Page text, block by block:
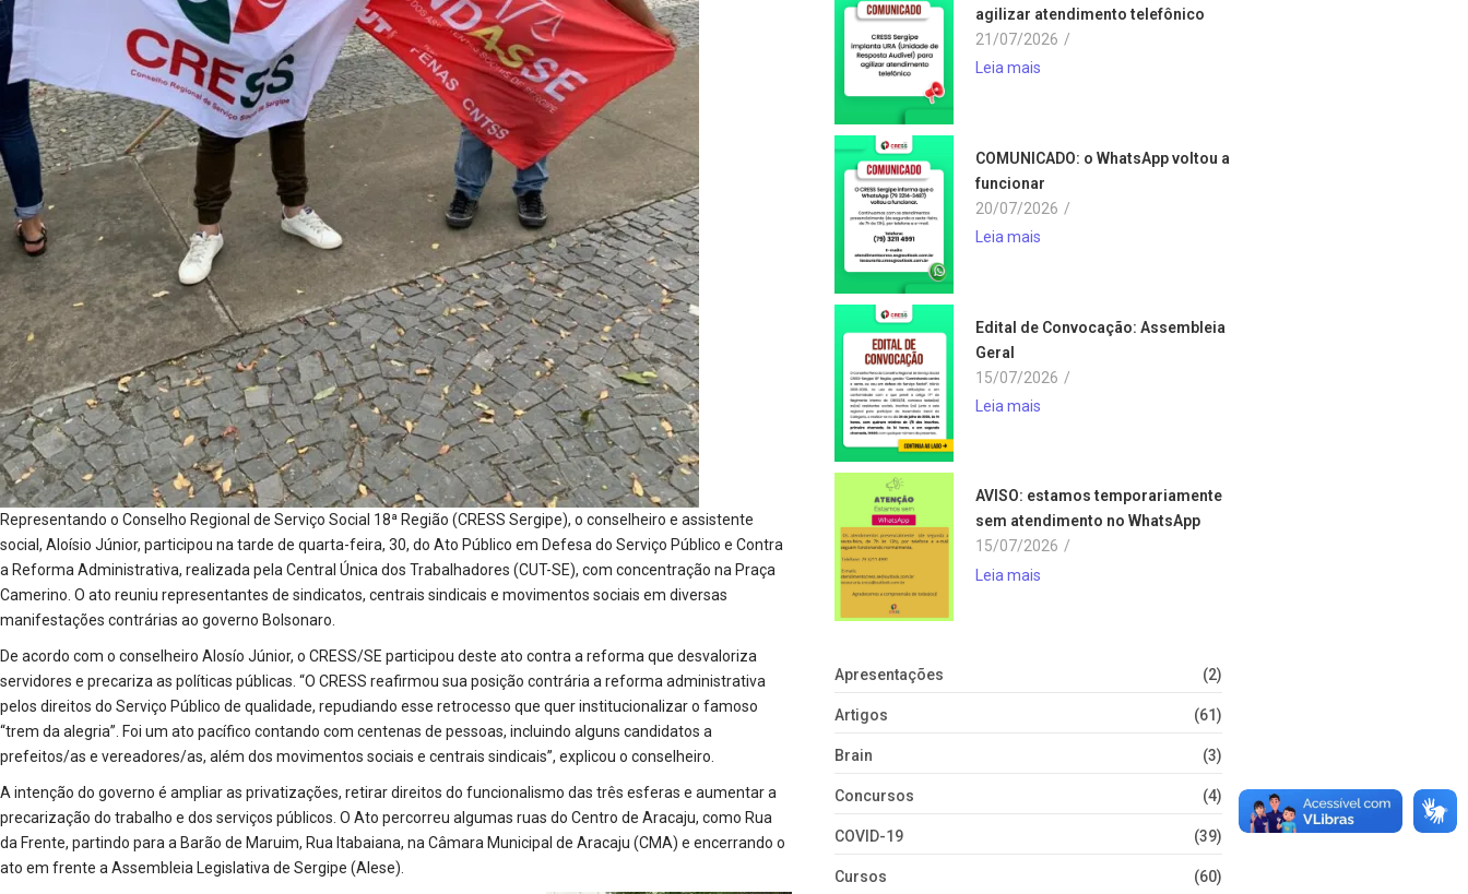
Representando o Conselho Regional de Serviço Social 18ª Região (CRESS Sergipe), o conselheiro e assistente
social, Aloísio Júnior, participou na tarde de quarta-feira, 30, do Ato Público em Defesa do Serviço Público e Contra
a Reforma Administrativa, realizada pela Central Única dos Trabalhadores (CUT-SE), com concentração na Praça
Camerino. O ato reuniu representantes de sindicatos, centrais sindicais e movimentos sociais em diversas
manifestações contrárias ao governo Bolsonaro.
De acordo com o conselheiro Alosío Júnior, o CRESS/SE participou deste ato contra a reforma que desvaloriza
servidores e precariza as políticas públicas. “O CRESS reafirmou sua posição contrária a reforma administrativa
pelos direitos do Serviço Público de qualidade, repudiando esse retrocesso que quer institucionalizar o famoso
“trem da alegria”. Foi um ato pacífico contando com centenas de pessoas, incluindo alguns candidatos a
prefeitos/as e vereadores/as, além dos movimentos sociais e centrais sindicais”, explicou o conselheiro.
A intenção do governo é ampliar as privatizações, retirar direitos do funcionalismo das três esferas e aumentar a
precarização do trabalho e dos serviços públicos. O Ato percorreu algumas ruas do Centro de Aracaju, como Rua
da Frente, partindo para a Barão de Maruim, Rua Itabaiana, na Câmara Municipal de Aracaju (CMA) e encerrando o
ato em frente a Assembleia Legislativa de Sergipe (Alese).
agilizar atendimento telefônico
21/07/2026 /
Leia mais
COMUNICADO: o WhatsApp voltou a
funcionar
20/07/2026 /
Leia mais
Edital de Convocação: Assembleia
Geral
15/07/2026 /
Leia mais
AVISO: estamos temporariamente
sem atendimento no WhatsApp
15/07/2026 /
Leia mais
Apresentações (2)
Artigos (61)
Brain (3)
Concursos (4)
COVID-19 (39)
Cursos (60)